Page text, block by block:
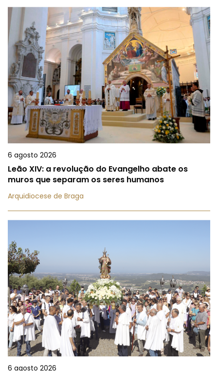
6 agosto 2026
Leão XIV: a revolução do Evangelho abate os
muros que separam os seres humanos
Arquidiocese de Braga
6 agosto 2026